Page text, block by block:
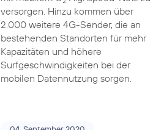
versorgen. Hinzu kommen über
2.000 weitere 4G-Sender, die an
bestehenden Standorten für mehr
Kapazitäten und höhere
Surfgeschwindigkeiten bei der
mobilen Datennutzung sorgen.